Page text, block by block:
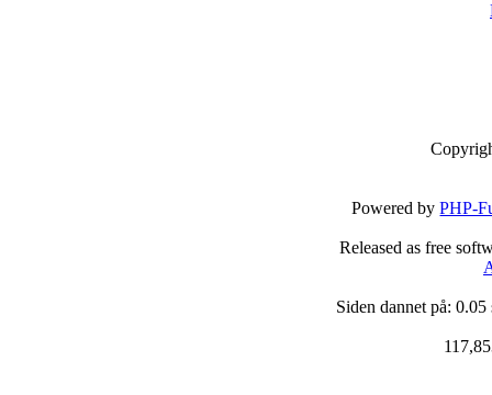
Powered byPHP-
Released as free
Siden dannet på: